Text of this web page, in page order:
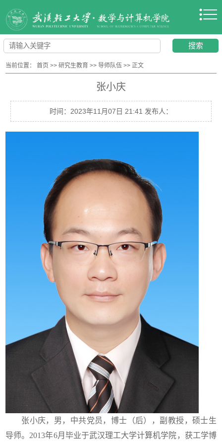
当前位置：首页 >>研究生教育 >>导师队伍 >>正文
张小庆
时间：2023年11月07日 21:41 发布人：
张小庆，男，中共党员，博士（后），副教授，硕士生
导师。2013年6月毕业于武汉理工大学计算机学院，获工学博